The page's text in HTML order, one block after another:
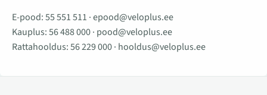
E-pood:55 551 511 ·epood@veloplus.ee
Kauplus:56 488 000· pood@veloplus.ee
Rattahooldus:56 229 000· hooldus@veloplus.ee